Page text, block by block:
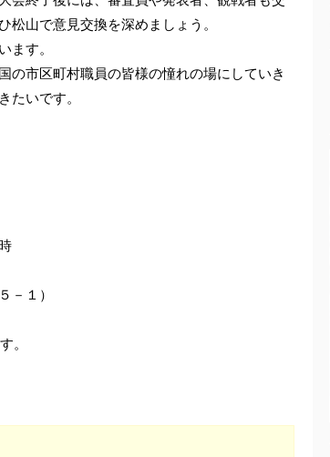
山で意見交換を深めましょう。
ます。
市区町村職員の皆様の憧れの場にしていき
たいです。
１）
。